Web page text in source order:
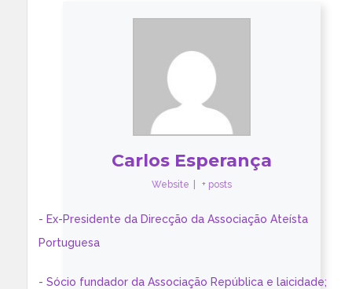
Carlos Esperança
Website + posts
- Ex-Presidente da Direcção da Associação Ateísta
Portuguesa
- Sócio fundador da Associação República e laicidade;